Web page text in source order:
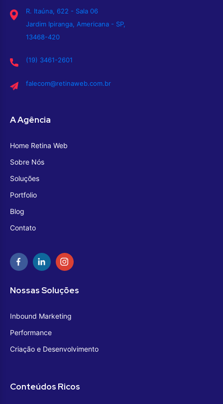
R. Itaúna, 622 - Sala 06
Jardim Ipiranga, Americana - SP,
13468-420
(19) 3461-2601
falecom@retinaweb.com.br
A Agência
Home Retina Web
Sobre Nós
Soluções
Portfolio
Blog
Contato
Nossas Soluções
Inbound Marketing
Performance
Criação e Desenvolvimento
Conteúdos Ricos